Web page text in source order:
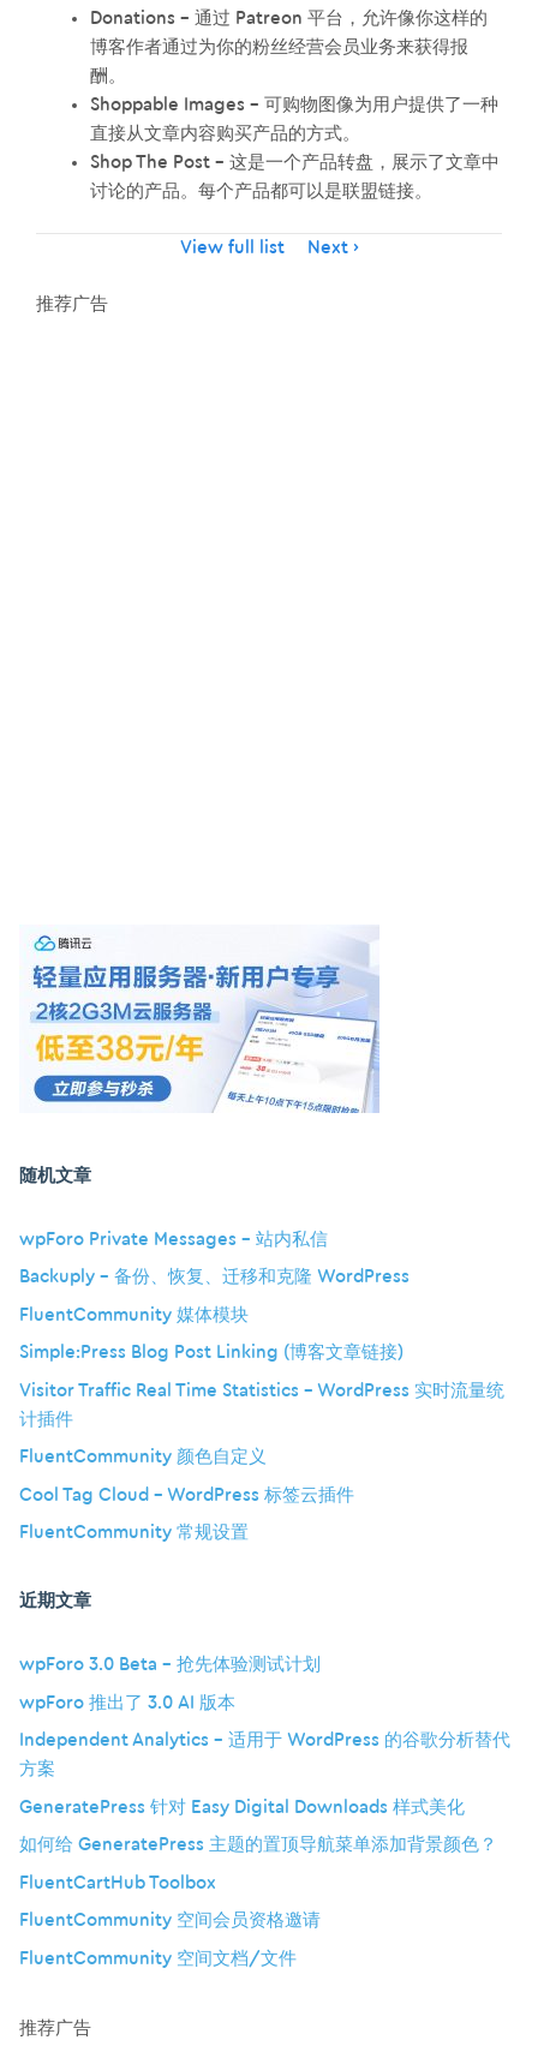
Donations – 通过 Patreon 平台，允许像你这样的
博客作者通过为你的粉丝经营会员业务来获得报
酬。
Shoppable Images – 可购物图像为用户提供了一种
直接从文章内容购买产品的方式。
Shop The Post – 这是一个产品转盘，展示了文章中
讨论的产品。每个产品都可以是联盟链接。
View full list Next
推荐广告
随机文章
wpForo Private Messages – 站内私信
Backuply – 备份、恢复、迁移和克隆 WordPress
FluentCommunity 媒体模块
Simple:Press Blog Post Linking (博客文章链接)
Visitor Traffic Real Time Statistics – WordPress 实时流量统
计插件
FluentCommunity 颜色自定义
Cool Tag Cloud – WordPress 标签云插件
FluentCommunity 常规设置
近期文章
wpForo 3.0 Beta – 抢先体验测试计划
wpForo 推出了 3.0 AI 版本
Independent Analytics – 适用于 WordPress 的谷歌分析替代
方案
GeneratePress 针对 Easy Digital Downloads 样式美化
如何给 GeneratePress 主题的置顶导航菜单添加背景颜色？
FluentCartHub Toolbox
FluentCommunity 空间会员资格邀请
FluentCommunity 空间文档/文件
推荐广告